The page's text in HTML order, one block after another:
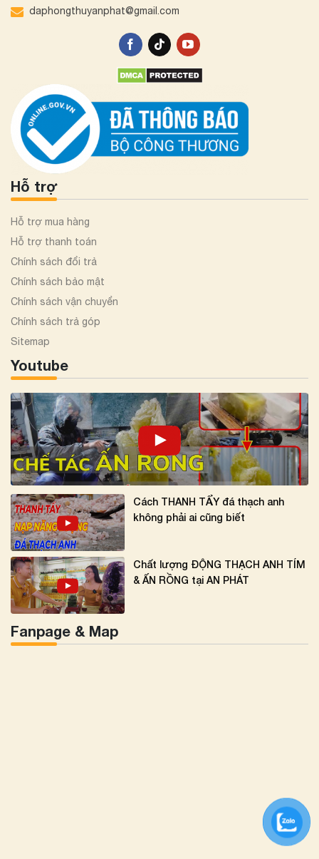
daphongthuyanphat@gmail.com
Hỗ trợ
Hỗ trợ mua hàng
Hỗ trợ thanh toán
Chính sách đổi trả
Chính sách bảo mật
Chính sách vận chuyển
Chính sách trả góp
Sitemap
Youtube
Cách THANH TẨY đá thạch anh
không phải ai cũng biết
Chất lượng ĐỘNG THẠCH ANH TÍM
& ẤN RỒNG tại AN PHÁT
Fanpage & Map